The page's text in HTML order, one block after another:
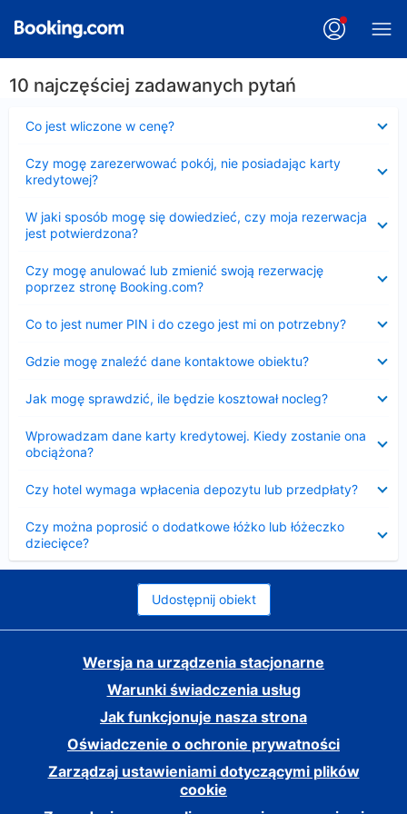
10 najczęściej zadawanych pytań
Co jest wliczone w cenę?
Czy mogę zarezerwować pokój, nie posiadając karty
kredytowej?
W jaki sposób mogę się dowiedzieć, czy moja rezerwacja
jest potwierdzona?
Czy mogę anulować lub zmienić swoją rezerwację
poprzez stronę Booking.com?
Co to jest numer PIN i do czego jest mi on potrzebny?
Gdzie mogę znaleźć dane kontaktowe obiektu?
Jak mogę sprawdzić, ile będzie kosztował nocleg?
Wprowadzam dane karty kredytowej. Kiedy zostanie ona
obciążona?
Czy hotel wymaga wpłacenia depozytu lub przedpłaty?
Czy można poprosić o dodatkowe łóżko lub łóżeczko
dziecięce?
Udostępnij obiekt
Wersja na urządzenia stacjonarne
Warunki świadczenia usług
Jak funkcjonuje nasza strona
Oświadczenie o ochronie prywatności
Zarządzaj ustawieniami dotyczącymi plików
cookie